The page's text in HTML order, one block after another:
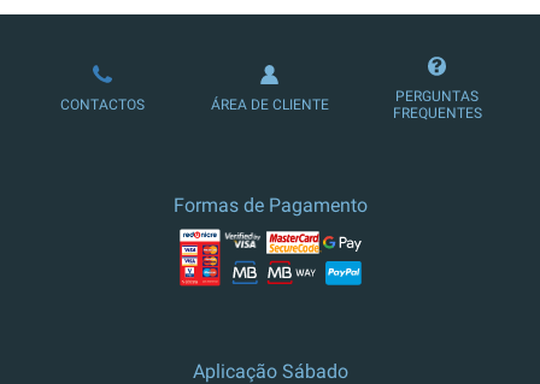
LOJA DE ASSINATURAS
CONTACTOS ÁREA DE CLIENTE
PERGUNTAS
FREQUENTES
Formas de Pagamento
Aplicação Sábado